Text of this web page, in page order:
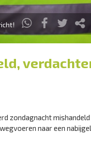
zondagnacht
naar een